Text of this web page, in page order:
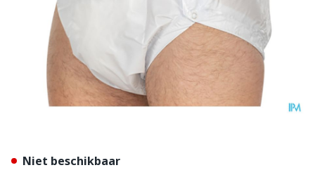
Niet beschikbaar